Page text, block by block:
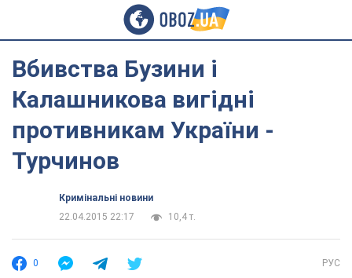
Вбивства Бузини і
Калашникова вигідні
противникам України -
Турчинов
Кримінальні новини
22.04.2015 22:17
10,4 т.
0 РУС